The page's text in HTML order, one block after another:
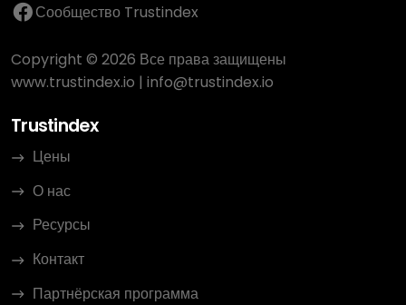
Сообщество Trustindex
Copyright © 2026 Все права защищены
www.trustindex.io | info@trustindex.io
Trustindex
Цены
О нас
Ресурсы
Контакт
Партнёрская программа